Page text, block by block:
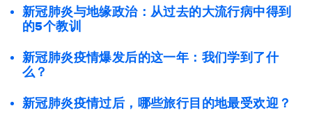
新冠肺炎与地缘政治：从过去的大流行病中得到
的5个教训
新冠肺炎疫情爆发后的这一年：我们学到了什
么？
新冠肺炎疫情过后，哪些旅行目的地最受欢迎？